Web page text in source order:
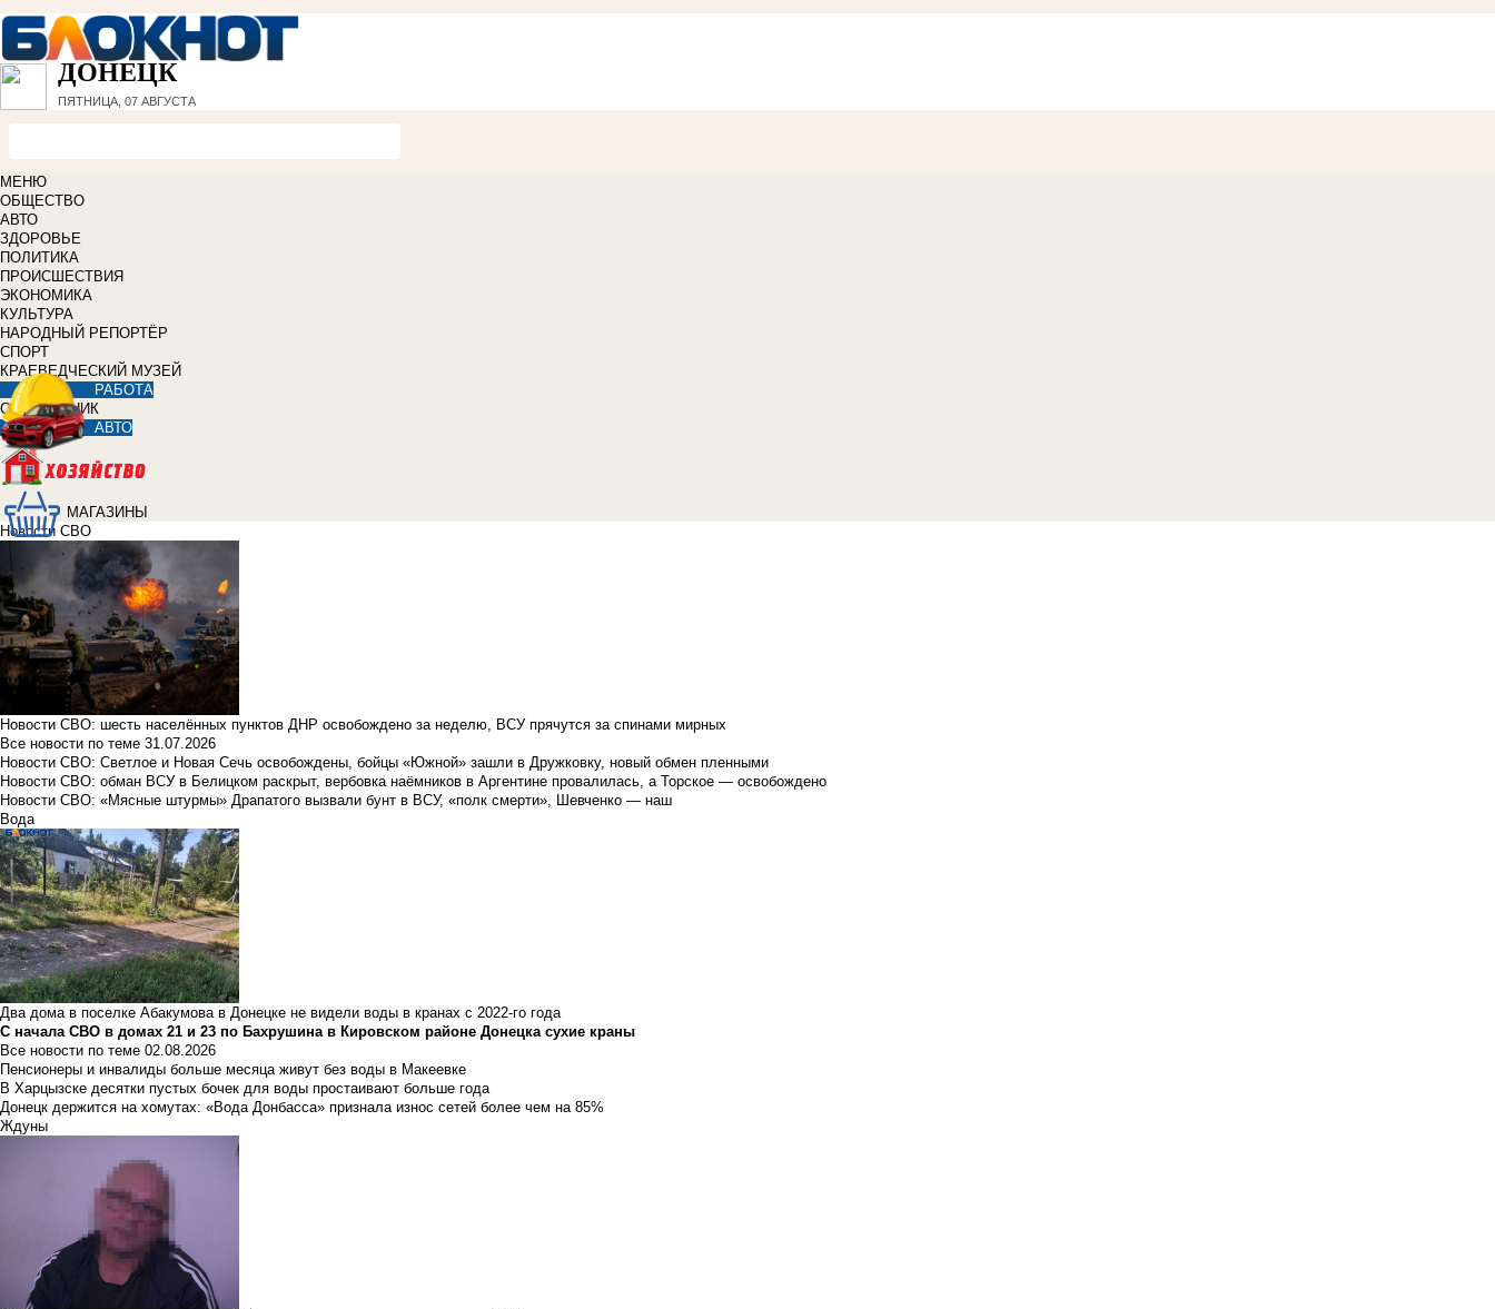
ДОНЕЦК
ПЯТНИЦА, 07 АВГУСТА
МЕНЮ
ОБЩЕСТВО
АВТО
ЗДОРОВЬЕ
ПОЛИТИКА
ПРОИСШЕСТВИЯ
ЭКОНОМИКА
КУЛЬТУРА
НАРОДНЫЙ РЕПОРТЁР
СПОРТ
КРАЕВЕДЧЕСКИЙ МУЗЕЙ
РАБОТА
СПРАВОЧНИК
АВТО
МАГАЗИНЫ
Новости СВО
Новости СВО: шесть населённых пунктов ДНР освобождено за неделю, ВСУ прячутся за спинами мирных
Все новости по теме 31.07.2026
Новости СВО: Светлое и Новая Сечь освобождены, бойцы «Южной» зашли в Дружковку, новый обмен пленными
Новости СВО: обман ВСУ в Белицком раскрыт, вербовка наёмников в Аргентине провалилась, а Торское — освобождено
Новости СВО: «Мясные штурмы» Драпатого вызвали бунт в ВСУ, «полк смерти», Шевченко — наш
Вода
Два дома в поселке Абакумова в Донецке не видели воды в кранах с 2022-го года
С начала СВО в домах 21 и 23 по Бахрушина в Кировском районе Донецка сухие краны
Все новости по теме 02.08.2026
Пенсионеры и инвалиды больше месяца живут без воды в Макеевке
В Харцызске десятки пустых бочек для воды простаивают больше года
Донецк держится на хомутах: «Вода Донбасса» признала износ сетей более чем на 85%
Ждуны